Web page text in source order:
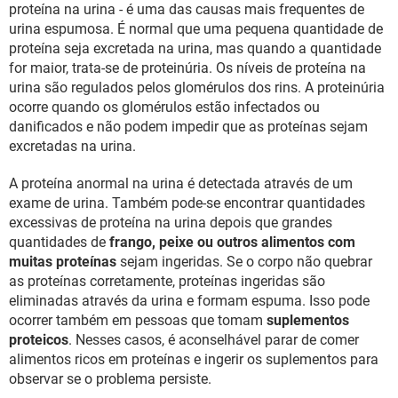
proteína na urina - é uma das causas mais frequentes de
urina espumosa. É normal que uma pequena quantidade de
proteína seja excretada na urina, mas quando a quantidade
for maior, trata-se de proteinúria. Os níveis de proteína na
urina são regulados pelos glomérulos dos rins. A proteinúria
ocorre quando os glomérulos estão infectados ou
danificados e não podem impedir que as proteínas sejam
excretadas na urina.
A proteína anormal na urina é detectada através de um
exame de urina. Também pode-se encontrar quantidades
excessivas de proteína na urina depois que grandes
quantidades de frango, peixe ou outros alimentos com
muitas proteínas sejam ingeridas. Se o corpo não quebrar
as proteínas corretamente, proteínas ingeridas são
eliminadas através da urina e formam espuma. Isso pode
ocorrer também em pessoas que tomam suplementos
proteicos. Nesses casos, é aconselhável parar de comer
alimentos ricos em proteínas e ingerir os suplementos para
observar se o problema persiste.